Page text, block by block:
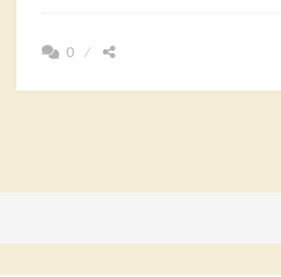
0